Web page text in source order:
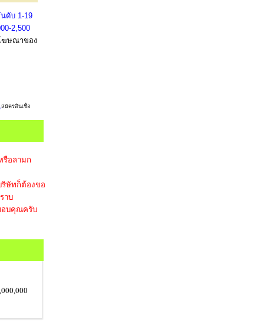
ดับ 1-19
2,500
ฆษณาของ
สมัครสินเชื่อ
รือลามก
ษัทก็ต้องขอ
าบ
บคุณครับ